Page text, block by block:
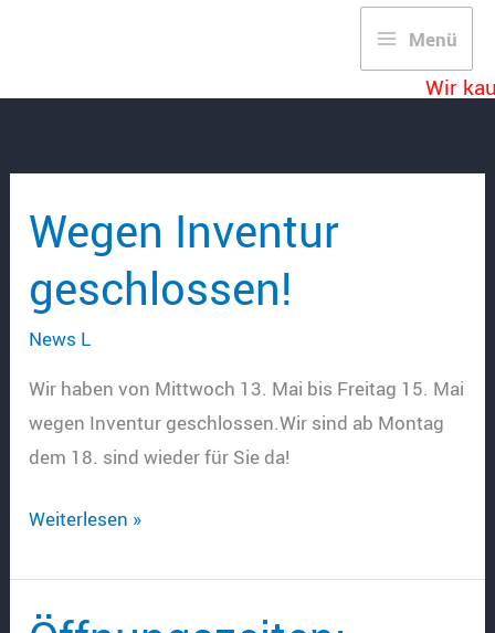
Menü
Wir
Wegen Inventur
geschlossen!
News L
Wir haben von Mittwoch 13. Mai bis Freitag 15. Mai
wegen Inventur geschlossen.Wir sind ab Montag
dem 18. sind wieder für Sie da!
Wegen
geschlossen!
Weiterlesen »